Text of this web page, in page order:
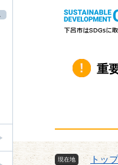
重
現在地 トッ